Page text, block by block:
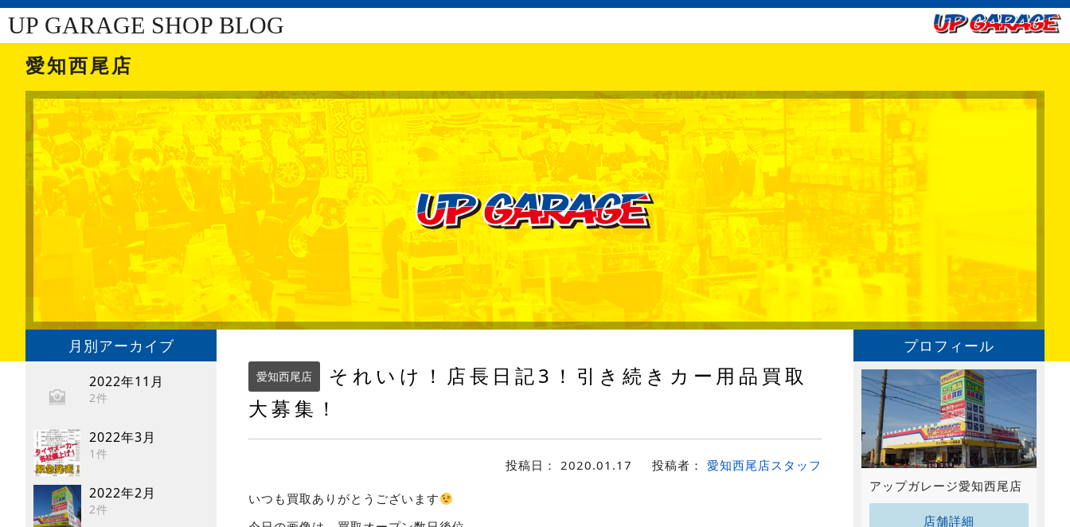
UP GARAGE SHOP BLOG
愛知西尾店
月別アーカイブ
2022年11月
2件
2022年3月
1件
2022年2月
2件
愛知西尾店
それいけ！店長日記3！引き続きカー用品買取
大募集！
投稿日： 2020.01.17 投稿者： 愛知西尾店スタッフ
いつも買取ありがとうございます
プロフィール
アップガレージ愛知西尾店
店舗詳細